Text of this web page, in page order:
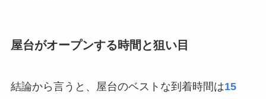
屋台がオープンする時間と狙い目
結論から言うと、屋台のベストな到着時間は15